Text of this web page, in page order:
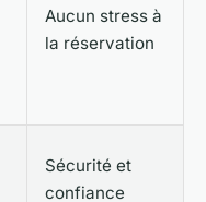
Aucun stress à
la réservation
Sécurité et
confiance